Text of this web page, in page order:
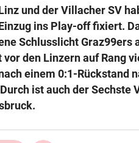
und der Villacher SV
ins Play-off fixiert.
Schlusslicht Graz99ers
den Linzern auf Rang
einem 0:1-Rückstand
ist auch der Sechste